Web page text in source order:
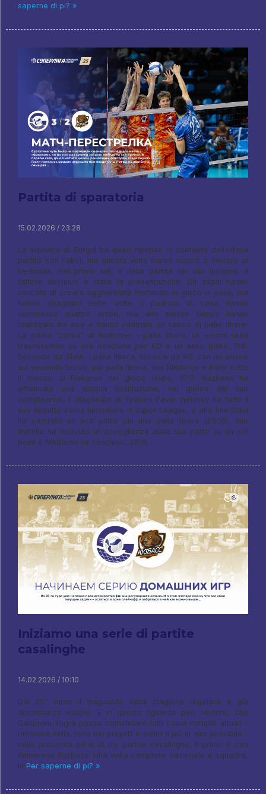
saperne di pi? »
Partita di sparatoria
15.02.2026 / 23:28
La squadra di Surgut ha quasi ripetuto lo scenario dell'ultima
partita con Fakel, ma questa volta siamo riusciti a vincere al
tie-break. Nel primo set, e nella partita nel suo insieme, il
fattore decisivo è stata la presentazione. Gli ospiti hanno
cercato di creare aggressività mettendo in gioco la palla, ma
hanno sbagliato sette volte. I padroni di casa hanno
commesso quattro errori, ma allo stesso tempo hanno
realizzato tre ace e hanno centrato un sacco di palle libere.
La prima “corsa” di Rodichev – palla libera, un errore nella
trasmissione su una ricezione per KO e un asso pulito, 11:8.
Secondo da Slavi – palla libera, tecnica da KO con un errore
sul secondo tocco, più palla libera, ma Nikiforov è finito sotto
il blocco di Piskarev nel gioco finale, 15:11. Kuzbass ha
effettuato una doppia sostituzione, nel giorno del suo
compleanno, il diagonale di Tyumen Pavel Yurinsky ha fatto il
suo debutto come lanciatore in Super League, e alla fine Slavi
ha centrato un ace pulito più una palla libera (23:16), suo
fratello ha ricevuto un'accoglienza dalla sua parte su un set
point e Nikiforov ha concluso, 25:16.
Iniziamo una serie di partite
casalinghe
14.02.2026 / 10:10
Dal 25° turno il traguardo della stagione regolare è già
abbastanza visibile. E in questo sguardo puoi vedere, che
Gazprom-Yugra possa completare tutti i suoi compiti attuali -
rimanere nella zona dei playoff e salire il più in alto possibile -
nella prossima serie di tre partite casalinghe. Il primo è con
Kemerovo Kuzbass. Una volta campione nazionale e squadra,
in Per saperne di pi? »